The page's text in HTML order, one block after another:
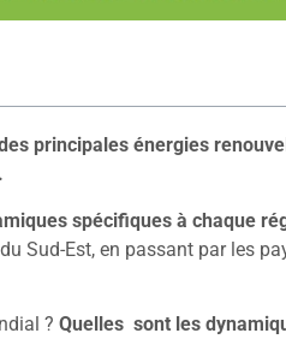
des principales énergies
spécifiques à chaque
Sud-Est, en passant par les
? Quelles sont les